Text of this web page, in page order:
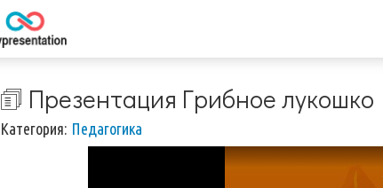
🗊 Презентация Грибное лукошко
Категория: Педагогика